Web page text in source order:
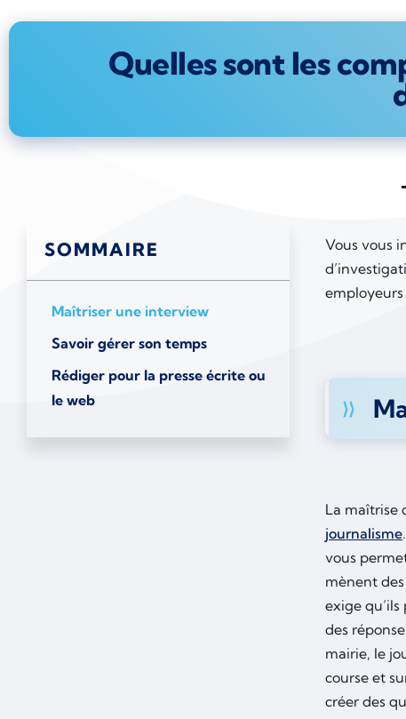
Quelles sont les
SOMMAIRE
Maîtriser une interview
Savoir gérer son temps
Rédiger pour la presse écrite ou
le web
Vous vous
employeurs
La maîtrise
journalisme
vous
mènent
exige
des
mairie, le
course et
créer des